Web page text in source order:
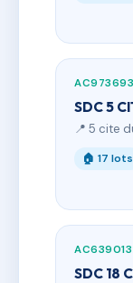
SDC 5
📍 5 cite
🏠 17 lots
SDC 18